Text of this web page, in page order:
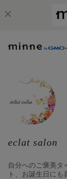
eclat salon
自分へのご褒美
ト、お誕生日に